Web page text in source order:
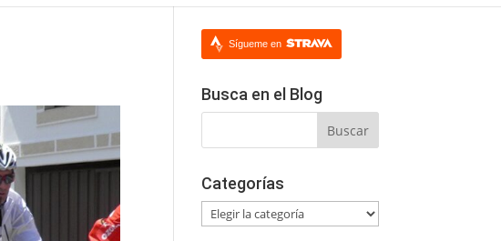
Sígueme en
Busca en el Blog
Categorías
Categorías